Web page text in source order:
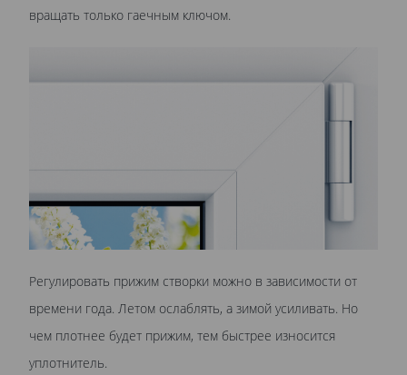
вращать только гаечным ключом.
Регулировать прижим створки можно в зависимости от
времени года. Летом ослаблять, а зимой усиливать. Но
чем плотнее будет прижим, тем быстрее износится
уплотнитель.